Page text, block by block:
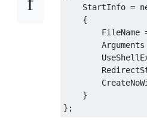
StartInfo =
{
FileName
Arguments
}
};